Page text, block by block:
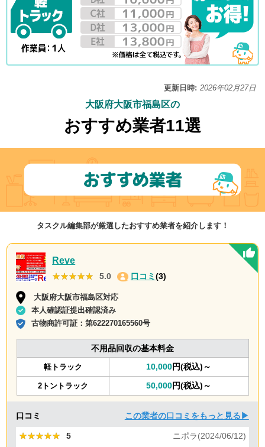
更新日時: 2026年02月27日
大阪府大阪市福島区の
おすすめ業者11選
タスクル編集部が厳選したおすすめ業者を紹介します！
Reve
★★★★★
★★★★★ 5.0 口コミ (3)
大阪府大阪市福島区対応
本人確認証提出確認済み
古物商許可証：第622270165560号
不用品回収の基本料金
軽トラック 10,000円(税込)～
2トントラック 50,000円(税込)～
口コミ この業者の口コミをもっと見る▶
★★★★★
★★★★★ 5 ニポラ(2024/06/12)